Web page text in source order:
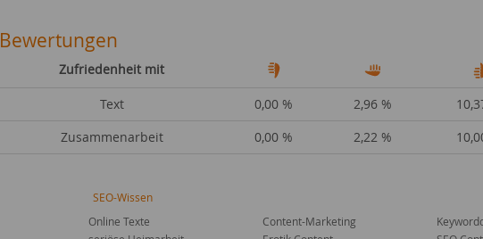
Bewertungen
Zufriedenheit mit
Text 0,00 % 2,96 %
Zusammenarbeit
0,00 % 2,22 %
SEO-Wissen
Online Texte
Content-Marketing